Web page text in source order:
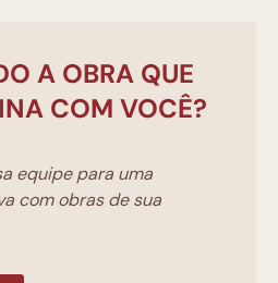
A OBRA QUE
COM VOCÊ?
equipe para uma
com obras de sua